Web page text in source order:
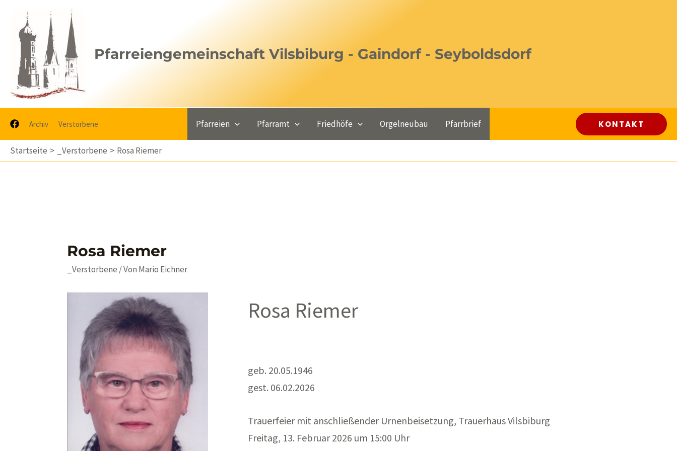
springen
Pfarreiengemeinschaft Vilsbiburg - Gaindorf - Seyboldsdorf
Archiv Verstorbene Pfarreien Pfarramt Friedhöfe Orgelneubau Pfarrbrief KONTAKT
Startseite _Verstorbene Rosa Riemer
Rosa Riemer
_Verstorbene / Von Mario Eichner
Rosa Riemer
geb. 20.05.1946
gest. 06.02.2026
Trauerfeier mit anschließender Urnenbeisetzung, Trauerhaus Vilsbiburg
Freitag, 13. Februar 2026 um 15:00 Uhr